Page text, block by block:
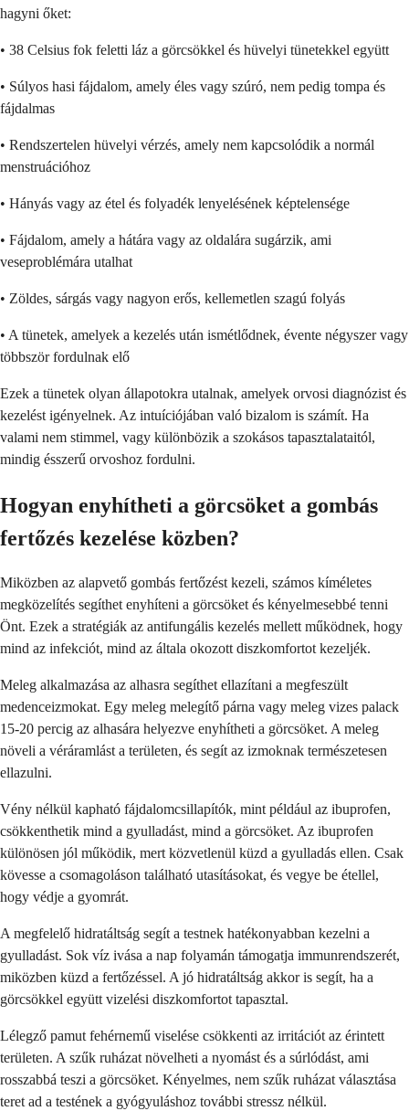
hagyni őket:
• 38 Celsius fok feletti láz a görcsökkel és hüvelyi tünetekkel együtt
• Súlyos hasi fájdalom, amely éles vagy szúró, nem pedig tompa és
fájdalmas
• Rendszertelen hüvelyi vérzés, amely nem kapcsolódik a normál
menstruációhoz
• Hányás vagy az étel és folyadék lenyelésének képtelensége
• Fájdalom, amely a hátára vagy az oldalára sugárzik, ami
veseproblémára utalhat
• Zöldes, sárgás vagy nagyon erős, kellemetlen szagú folyás
• A tünetek, amelyek a kezelés után ismétlődnek, évente négyszer vagy
többször fordulnak elő
Ezek a tünetek olyan állapotokra utalnak, amelyek orvosi diagnózist és
kezelést igényelnek. Az intuíciójában való bizalom is számít. Ha
valami nem stimmel, vagy különbözik a szokásos tapasztalataitól,
mindig ésszerű orvoshoz fordulni.
Hogyan enyhítheti a görcsöket a gombás
fertőzés kezelése közben?
Miközben az alapvető gombás fertőzést kezeli, számos kíméletes
megközelítés segíthet enyhíteni a görcsöket és kényelmesebbé tenni
Önt. Ezek a stratégiák az antifungális kezelés mellett működnek, hogy
mind az infekciót, mind az általa okozott diszkomfortot kezeljék.
Meleg alkalmazása az alhasra segíthet ellazítani a megfeszült
medenceizmokat. Egy meleg melegítő párna vagy meleg vizes palack
15-20 percig az alhasára helyezve enyhítheti a görcsöket. A meleg
növeli a véráramlást a területen, és segít az izmoknak természetesen
ellazulni.
Vény nélkül kapható fájdalomcsillapítók, mint például az ibuprofen,
csökkenthetik mind a gyulladást, mind a görcsöket. Az ibuprofen
különösen jól működik, mert közvetlenül küzd a gyulladás ellen. Csak
kövesse a csomagoláson található utasításokat, és vegye be étellel,
hogy védje a gyomrát.
A megfelelő hidratáltság segít a testnek hatékonyabban kezelni a
gyulladást. Sok víz ivása a nap folyamán támogatja immunrendszerét,
miközben küzd a fertőzéssel. A jó hidratáltság akkor is segít, ha a
görcsökkel együtt vizelési diszkomfortot tapasztal.
Lélegző pamut fehérnemű viselése csökkenti az irritációt az érintett
területen. A szűk ruházat növelheti a nyomást és a súrlódást, ami
rosszabbá teszi a görcsöket. Kényelmes, nem szűk ruházat választása
teret ad a testének a gyógyuláshoz további stressz nélkül.